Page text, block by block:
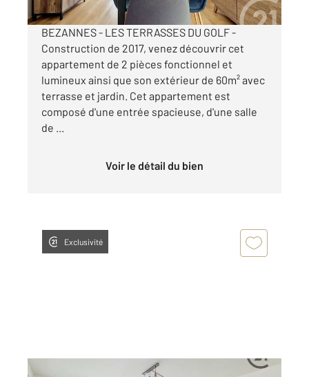
BEZANNES - LES TERRASSES DU GOLF -
Construction de 2017, venez découvrir cet
appartement de 2 pièces fonctionnel et
lumineux ainsi que son extérieur de 60m² avec
terrasse et jardin. Cet appartement est
composé d'une entrée spacieuse, d'une salle
de ...
Voir le détail du bien
Exclusivité